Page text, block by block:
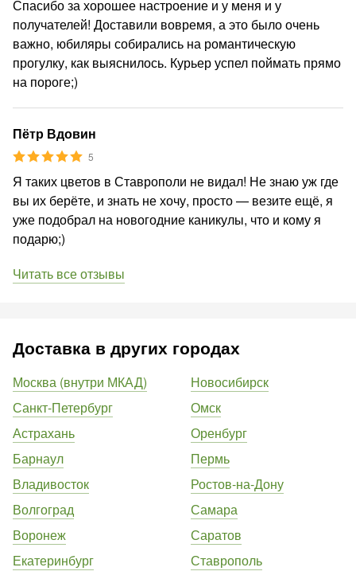
Спасибо за хорошее настроение и у меня и у
получателей! Доставили вовремя, а это было очень
важно, юбиляры собирались на романтическую
прогулку, как выяснилось. Курьер успел поймать прямо
на пороге;)
Пётр Вдовин
5
Я таких цветов в Ставрополи не видал! Не знаю уж где
вы их берёте, и знать не хочу, просто — везите ещё, я
уже подобрал на новогодние каникулы, что и кому я
подарю;)
Читать все отзывы
Доставка в других городах
Москва (внутри МКАД)
Санкт-Петербург
Астрахань
Барнаул
Владивосток
Волгоград
Воронеж
Екатеринбург
Новосибирск
Омск
Оренбург
Пермь
Ростов-на-Дону
Самара
Саратов
Ставрополь